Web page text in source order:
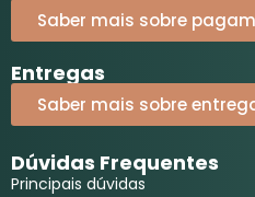
Saber mais sobre
Entregas
Saber mais sobre
Dúvidas Frequentes
Principais dúvidas